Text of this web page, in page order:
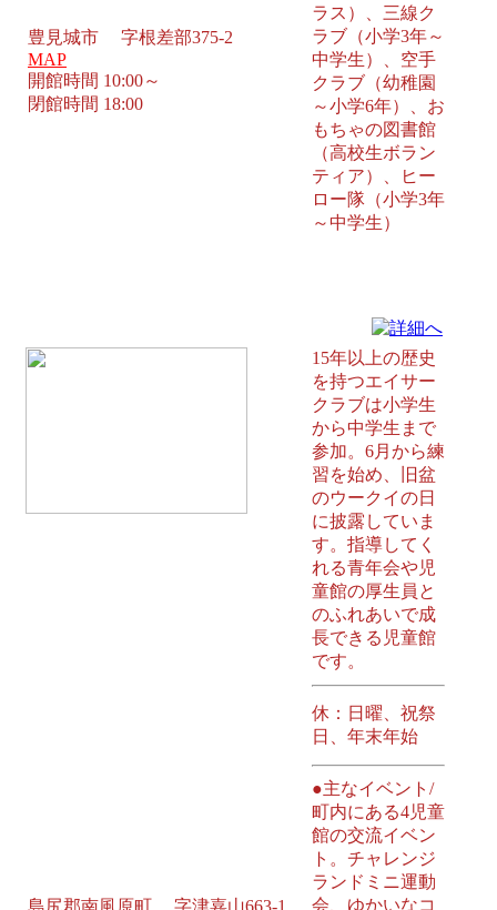
豊見城市 字根差部375-2
MAP
開館時間 10:00～
閉館時間 18:00
ラス）、三線ク
ラブ（小学3年～
中学生）、空手
クラブ（幼稚園
～小学6年）、お
もちゃの図書館
（高校生ボラン
ティア）、ヒー
ロー隊（小学3年
～中学生）
15年以上の歴史
を持つエイサー
クラブは小学生
から中学生まで
参加。6月から練
習を始め、旧盆
のウークイの日
に披露していま
す。指導してく
れる青年会や児
童館の厚生員と
のふれあいで成
長できる児童館
です。
休：日曜、祝祭
日、年末年始
島尻郡南風原町 字津嘉山663-1
●主なイベント/
町内にある4児童
館の交流イベン
ト。チャレンジ
ランドミニ運動
会、ゆかいなコ